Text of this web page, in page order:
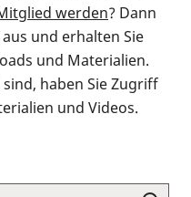
werden? Dann
aus und erhalten Sie
und Materialien.
sind, haben Sie Zugriff
und Videos.